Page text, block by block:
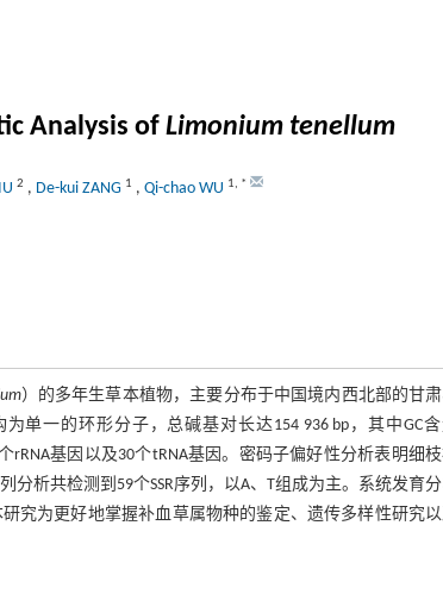
Analysis of Limonium tenellum
2 , De-kui ZANG 1 , Qi-chao WU 1, *
）的多年生草本植物，主要分布于中国境内西北部的甘
单一的环形分子，总碱基对长达154 936 bp，其中GC
基因以及30个tRNA基因。密码子偏好性分析表明细
析共检测到59个SSR序列，以A、T组成为主。系统发育
究为更好地掌握补血草属物种的鉴定、遗传多样性研究